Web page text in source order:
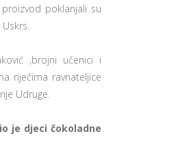
poklanjali su
,brojni učenici i
riječima ravnateljice
Udruge.
je djeci čokoladne